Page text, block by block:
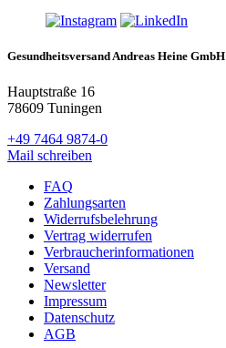
Gesundheitsversand Andreas Heine GmbH
Hauptstraße 16
78609 Tuningen
+49 7464 9874-0
Mail schreiben
FAQ
Zahlungsarten
Widerrufsbelehrung
Vertrag widerrufen
Verbraucherinformationen
Versand
Newsletter
Impressum
Datenschutz
AGB